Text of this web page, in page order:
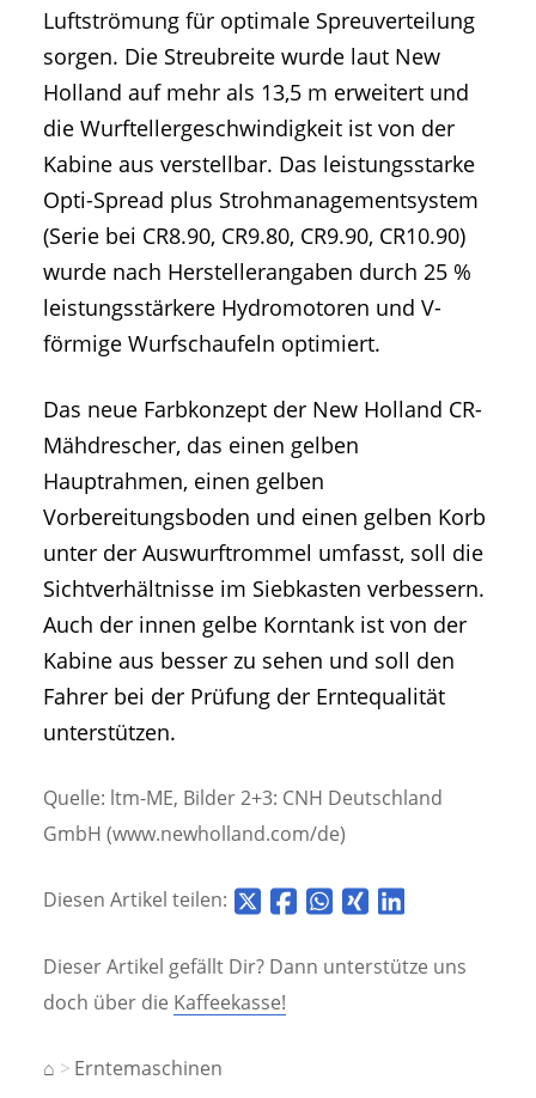
Luftströmung für optimale Spreuverteilung
sorgen. Die Streubreite wurde laut New
Holland auf mehr als 13,5 m erweitert und
die Wurftellergeschwindigkeit ist von der
Kabine aus verstellbar. Das leistungsstarke
Opti-Spread plus Strohmanagementsystem
(Serie bei CR8.90, CR9.80, CR9.90, CR10.90)
wurde nach Herstellerangaben durch 25 %
leistungsstärkere Hydromotoren und V-
förmige Wurfschaufeln optimiert.
Das neue Farbkonzept der New Holland CR-
Mähdrescher, das einen gelben
Hauptrahmen, einen gelben
Vorbereitungsboden und einen gelben Korb
unter der Auswurftrommel umfasst, soll die
Sichtverhältnisse im Siebkasten verbessern.
Auch der innen gelbe Korntank ist von der
Kabine aus besser zu sehen und soll den
Fahrer bei der Prüfung der Erntequalität
unterstützen.
Quelle: ltm-ME, Bilder 2+3: CNH Deutschland
GmbH (www.newholland.com/de)
Diesen Artikel teilen:
Dieser Artikel gefällt Dir? Dann unterstütze uns
doch über die Kaffeekasse!
⌂ Erntemaschinen